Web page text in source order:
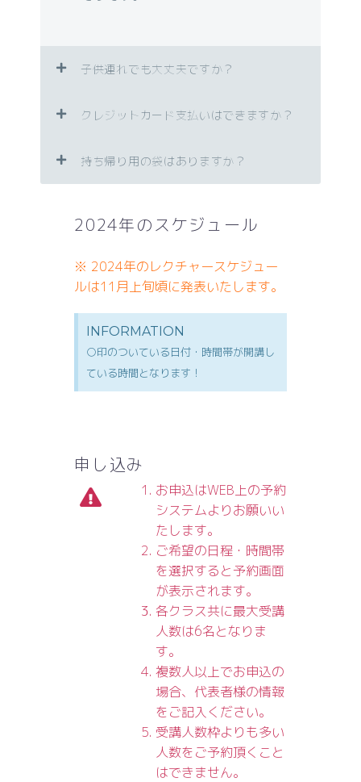
子供連れでも大丈夫ですか？
クレジットカード支払いはできますか？
持ち帰り用の袋はありますか？
2024年のスケジュール
※ 2024年のレクチャースケジュー
ルは11月上旬頃に発表いたします。
INFORMATION
○印のついている日付・時間帯が開講し
ている時間となります！
申し込み
お申込はWEB上の予約
システムよりお願いい
たします。
ご希望の日程・時間帯
を選択すると予約画面
が表示されます。
各クラス共に最大受講
人数は6名となりま
す。
複数人以上でお申込の
場合、代表者様の情報
をご記入ください。
受講人数枠よりも多い
人数をご予約頂くこと
はできません。